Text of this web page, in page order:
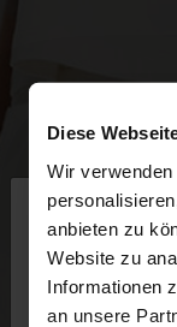
Diese
Wir
anbieten zu
Website zu
Informationen
an unsere
hallo
Sie greifen
Möchten Sie